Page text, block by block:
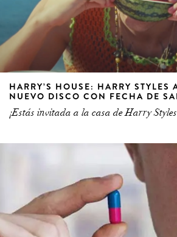
HARRY’S HOUSE: HARRY STYLES
NUEVO DISCO CON FECHA DE
¡Estás invitada a la casa de Harry